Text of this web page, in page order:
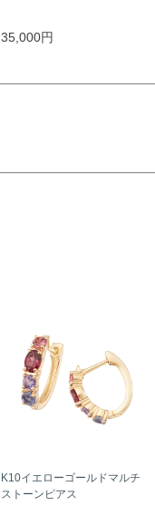
35,000円
K10イエローゴールドマルチ
ストーンピアス